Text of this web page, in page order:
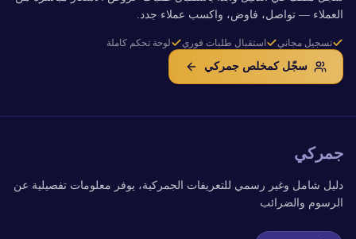
العملاء — تواصل، فاوض، واكسب عملاء جدد.
تسجيل مجاني استقبال طلبات فوري لوحة تحكم كاملة
سجّل كمخلص جمركي
جمركي
دليل شامل وغير رسمي للتعريفات الجمركية، يوفر معلومات تفصيلية عن
الرسوم والضرائب